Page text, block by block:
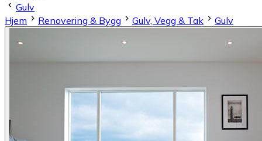
Gulv
Hjem
Renovering & Bygg Gulv, Vegg & Tak Gulv